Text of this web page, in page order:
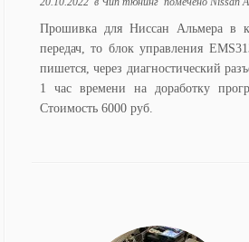
Прошивка для Ниссан Альмера в
передач, то блок управления
пишется, через диагностический
1 час времени на доработку
Стоимость 6000 руб.